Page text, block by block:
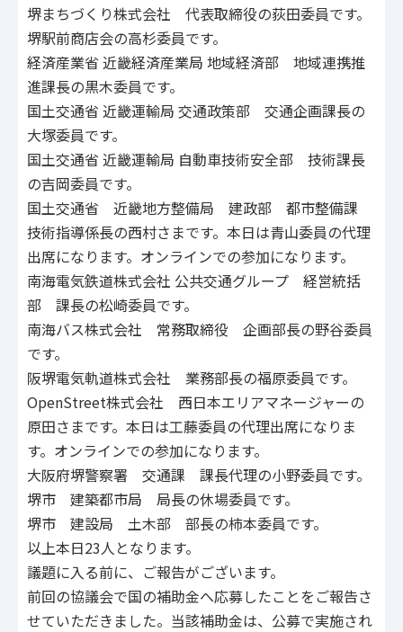
堺まちづくり株式会社 代表取締役の荻田委員です。
堺駅前商店会の高杉委員です。
経済産業省 近畿経済産業局 地域経済部 地域連携推
進課長の黒木委員です。
国土交通省 近畿運輸局 交通政策部 交通企画課長の
大塚委員です。
国土交通省 近畿運輸局 自動車技術安全部 技術課長
の吉岡委員です。
国土交通省 近畿地方整備局 建政部 都市整備課
技術指導係長の西村さまです。本日は青山委員の代理
出席になります。オンラインでの参加になります。
南海電気鉄道株式会社 公共交通グループ 経営統括
部 課長の松崎委員です。
南海バス株式会社 常務取締役 企画部長の野谷委員
です。
阪堺電気軌道株式会社 業務部長の福原委員です。
OpenStreet株式会社 西日本エリアマネージャーの
原田さまです。本日は工藤委員の代理出席になりま
す。オンラインでの参加になります。
大阪府堺警察署 交通課 課長代理の小野委員です。
堺市 建築都市局 局長の休場委員です。
堺市 建設局 土木部 部長の柿本委員です。
以上本日23人となります。
議題に入る前に、ご報告がございます。
前回の協議会で国の補助金へ応募したことをご報告さ
せていただきました。当該補助金は、公募で実施され